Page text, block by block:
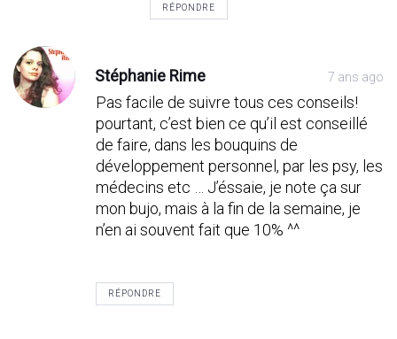
RÉPONDRE
Stéphanie Rime 7 ans ago
Pas facile de suivre tous ces conseils!
pourtant, c’est bien ce qu’il est conseillé
de faire, dans les bouquins de
développement personnel, par les psy, les
médecins etc … J’éssaie, je note ça sur
mon bujo, mais à la fin de la semaine, je
n’en ai souvent fait que 10% ^^
RÉPONDRE